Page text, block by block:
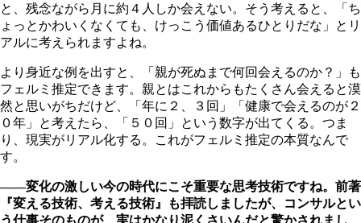
と、残念ながら月に約４人しか会えない。そう考えると、「ち
ょっとかわいくなくても、けっこう価値あるひとりだな」とリ
アルに考えられますよね。
より身近な例を出すと、「親が死ぬまで何回会えるのか？」も
フェルミ推定できます。親とはこれからもたくさん会えると漠
然と思いがちだけど、「年に２、３回」「健康で会えるのが２
０年」と考えたら、「５０回」という数字が出てくる。つま
り、現実がリアル化する。これがフェルミ推定の本質なんで
す。
――変化の激しい今の時代にこそ重要な思考技術ですね。前著
『変える技術、考える技術』も拝読しましたが、コンサルとい
う仕事そのものが、実はかなり泥くさいんだと驚かされまし